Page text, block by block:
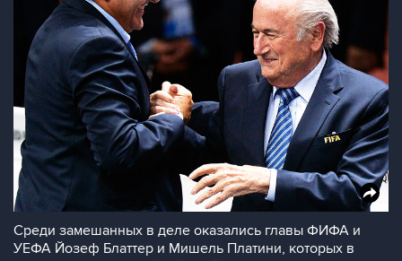
Среди замешанных в деле оказались главы ФИФА и
УЕФА Йозеф Блаттер и Мишель Платини, которых в